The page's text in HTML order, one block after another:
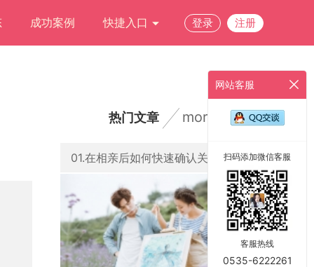
成功案例 快捷入口 登录 注册
热门文章 more
01.在相亲后如何快速确认关系？
网站客服
扫码添加微信客服
客服热线
0535-6222261